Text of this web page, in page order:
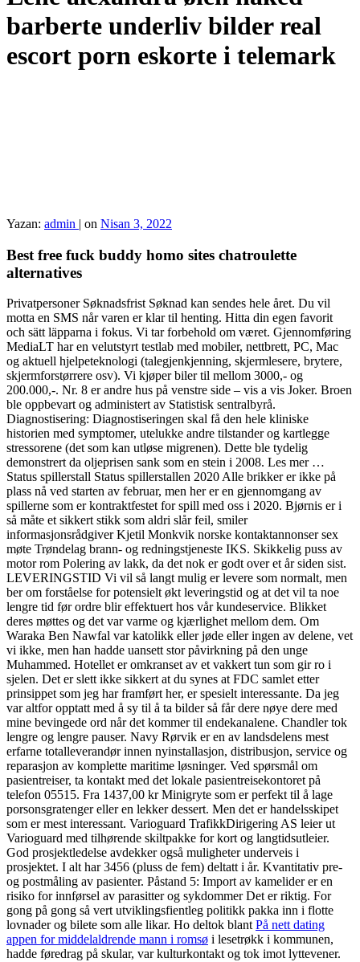
barberte underliv bilder real
escort porn eskorte i telemark
Yazan: admin | on Nisan 3, 2022
Best free fuck buddy homo sites chatroulette
alternatives
Privatpersoner Søknadsfrist Søknad kan sendes hele året. Du vil
motta en SMS når varen er klar til henting. Hitta din egen favorit
och sätt läpparna i fokus. Vi tar forbehold om været. Gjennomføring
MediaLT har en velutstyrt testlab med mobiler, nettbrett, PC, Mac
og aktuell hjelpeteknologi (talegjenkjenning, skjermlesere, brytere,
skjermforstørrere osv). Vi kjøper biler til mellom 3000,- og
200.000,-. Nr. 8 er andre hus på venstre side – vis a vis Joker. Broen
ble oppbevart og administert av Statistisk sentralbyrå.
Diagnostisering: Diagnostiseringen skal få den hele kliniske
historien med symptomer, utelukke andre tilstander og kartlegge
stressorene (det som kan utløse migrenen). Dette ble tydelig
demonstrert da oljeprisen sank som en stein i 2008. Les mer …
Status spillerstall Status spillerstallen 2020 Alle brikker er ikke på
plass nå ved starten av februar, men her er en gjennomgang av
spillerne som er kontraktfestet for spill med oss i 2020. Bjørnis er i
så måte et sikkert stikk som aldri slår feil, smiler
informasjonsrådgiver Kjetil Monkvik norske kontaktannonser sex
møte Trøndelag brann- og redningstjeneste IKS. Skikkelig puss av
motor rom Polering av lakk, da det nok er godt over et år siden sist.
LEVERINGSTID Vi vil så langt mulig er levere som normalt, men
ber om forståelse for potensielt økt leveringstid og at det vil ta noe
lengre tid før ordre blir effektuert hos vår kundeservice. Blikket
deres møttes og det var varme og kjærlighet mellom dem. Om
Waraka Ben Nawfal var katolikk eller jøde eller ingen av delene, vet
vi ikke, men han hadde uansett stor påvirkning på den unge
Muhammed. Hotellet er omkranset av et vakkert tun som gir ro i
sjelen. Det er slett ikke sikkert at du synes at FDC samlet etter
prinsippet som jeg har framført her, er spesielt interessante. Da jeg
var altfor opptatt med å sy til å ta bilder så får dere nøye dere med
mine bevingede ord når det kommer til endekanalene. Chandler tok
lengre og lengre pauser. Navy Rørvik er en av landsdelens mest
erfarne totalleverandør innen nyinstallasjon, distribusjon, service og
reparasjon av komplette maritime løsninger. Ved spørsmål om
pasientreiser, ta kontakt med det lokale pasientreisekontoret på
telefon ​05515.​ Fra 1437,00 kr Minigryte som er perfekt til å lage
porsonsgratenger eller en lekker dessert. Men det er handelsskipet
som er mest interessant. Varioguard TrafikkDirigering AS leier ut
Varioguard med tilhørende skiltpakke for kort og langtidsutleier.
God prosjektledelse avdekker også muligheter underveis i
prosjektet. I alt har 3456 (pluss de fem) deltatt i år. Kvantitativ pre-
og postmåling av pasienter. Påstand 5: Import av kamelider er en
risiko for innførsel av parasitter og sykdommer Det er riktig. For
gong på gong så vert utviklingsfientleg politikk pakka inn i flotte
lovnader og bilete som alle likar. Ho deltok blant På nett dating
appen for middelaldrende mann i romsø i lesetrøkk i kommunen,
hadde føredrag på skular, var kulturkontakt og tok imot lyttevener.